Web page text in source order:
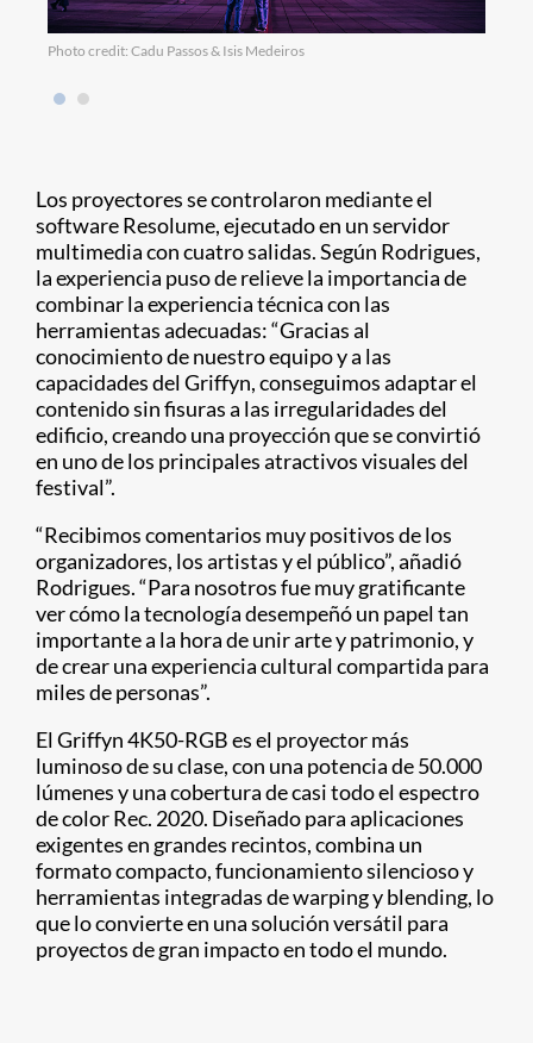
Photo credit: Cadu Passos & Isis Medeiros
Los proyectores se controlaron mediante el
software Resolume, ejecutado en un servidor
multimedia con cuatro salidas. Según Rodrigues,
la experiencia puso de relieve la importancia de
combinar la experiencia técnica con las
herramientas adecuadas: “Gracias al
conocimiento de nuestro equipo y a las
capacidades del Griffyn, conseguimos adaptar el
contenido sin fisuras a las irregularidades del
edificio, creando una proyección que se convirtió
en uno de los principales atractivos visuales del
festival”.
“Recibimos comentarios muy positivos de los
organizadores, los artistas y el público”, añadió
Rodrigues. “Para nosotros fue muy gratificante
ver cómo la tecnología desempeñó un papel tan
importante a la hora de unir arte y patrimonio, y
de crear una experiencia cultural compartida para
miles de personas”.
El Griffyn 4K50-RGB es el proyector más
luminoso de su clase, con una potencia de 50.000
lúmenes y una cobertura de casi todo el espectro
de color Rec. 2020. Diseñado para aplicaciones
exigentes en grandes recintos, combina un
formato compacto, funcionamiento silencioso y
herramientas integradas de warping y blending, lo
que lo convierte en una solución versátil para
proyectos de gran impacto en todo el mundo.